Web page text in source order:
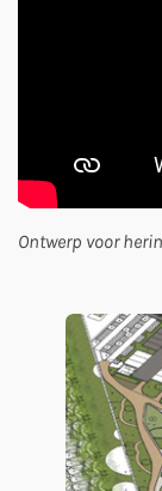
Ontwerp voor